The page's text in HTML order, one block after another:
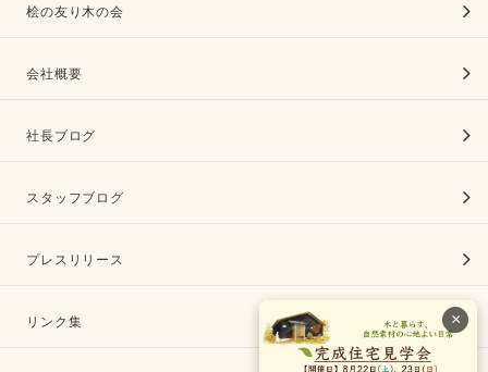
×
桧の友り木の会
会社概要
社長ブログ
スタッフブログ
プレスリリース
リンク集